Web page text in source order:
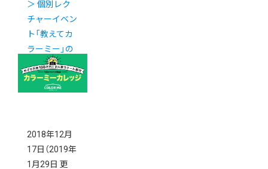
＞ 個別レク
チャーイベン
ト「教えてカ
ラーミー」の
ご案内
2018年12月
17日 （2019年
1月29日 更